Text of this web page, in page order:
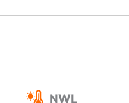
NWL